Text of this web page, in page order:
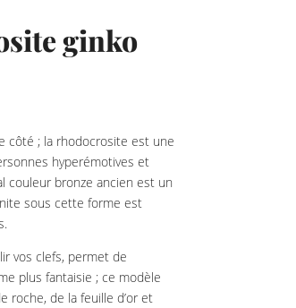
ginko
côté ; la rhodocrosite est une
hyperémotives et
couleur bronze ancien est un
sous cette forme est
vos clefs, permet de
plus fantaisie ; ce modèle
roche, de la feuille d’or et